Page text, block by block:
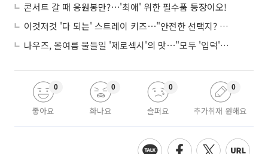
콘서트 갈 때 응원봉만?⋯'최애' 위한 필수품 등장이오!
이것저것 '다 되는' 스트레이 키즈⋯"안전한 선택지? 도전이 재밌죠"
나우즈, 올여름 물들일 '제로섹시'의 맛⋯"모두 '입덕'시킬 것"
좋아요
0
화나요
0
슬퍼요
0
추가취재 원해요
0